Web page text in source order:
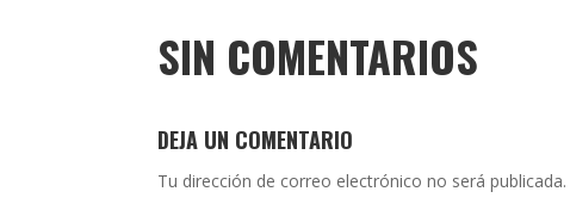
SIN COMENTARIOS
DEJA UN COMENTARIO
Tu dirección de correo electrónico no será publicada.